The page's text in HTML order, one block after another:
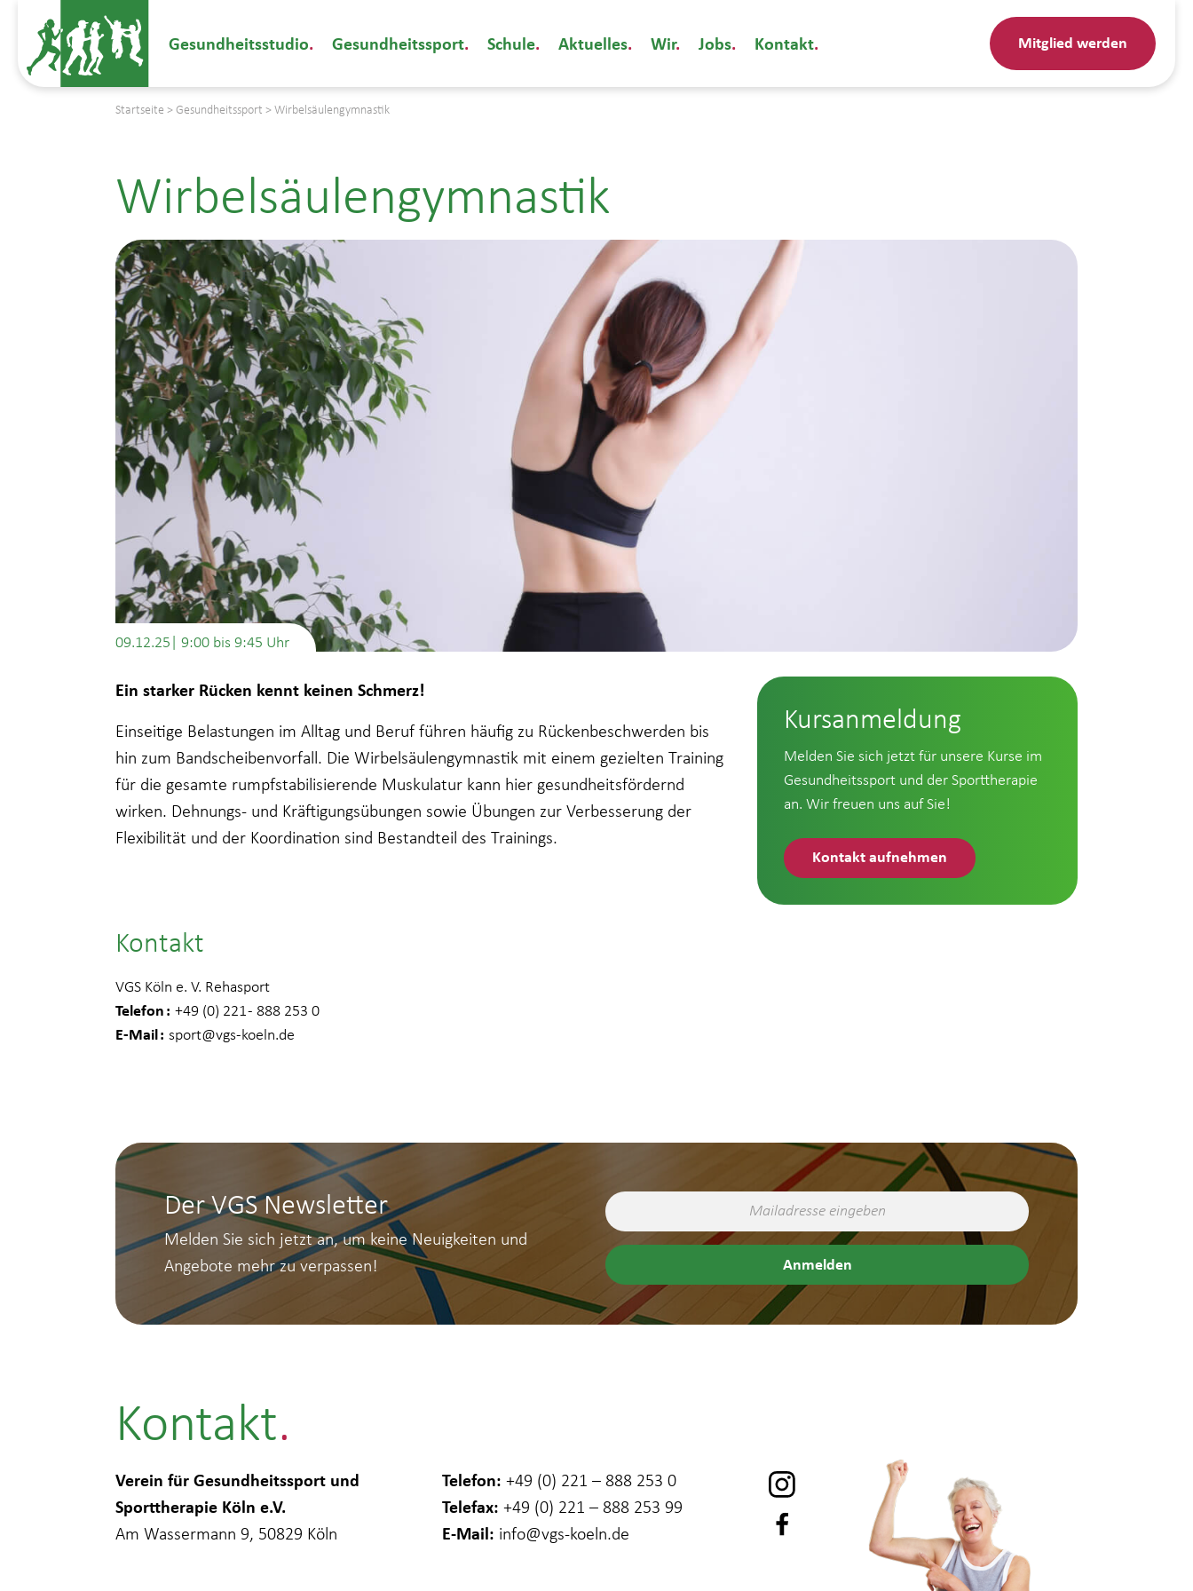
Gesundheitsstudio Gesundheitssport Schule Aktuelles Wir Jobs Kontakt Mitglied werden
Startseite > Gesundheitssport > Wirbelsäulengymnastik
Wirbelsäulengymnastik
09.12.25| 9:00 bis 9:45
Ein starker Rücken kennt keinen Schmerz!
Einseitige Belastungen im Alltag und Beruf führen häufig zu Rückenbeschwerden bis
hin zum Bandscheibenvorfall. Die Wirbelsäulengymnastik mit einem gezielten Training
für die gesamte rumpfstabilisierende Muskulatur kann hier gesundheitsfördernd
wirken. Dehnungs- und Kräftigungsübungen sowie Übungen zur Verbesserung der
Flexibilität und der Koordination sind Bestandteil des Trainings.
Kursanmeldung
Melden Sie sich jetzt für unsere Kurse im
Gesundheitssport und der Sporttherapie
an. Wir freuen uns auf Sie!
Kontakt aufnehmen
Kontakt
VGS Köln e. V. Rehasport
Telefon +49 (0) 221 - 888 253 0
E-Mail sport@vgs-koeln.de
Der VGS Newsletter
Melden Sie sich jetzt an, um keine Neuigkeiten und
Angebote mehr zu verpassen!
Kontakt
Verein für Gesundheitssport und
Sporttherapie Köln e.V.
Am Wassermann 9, 50829 Köln
Telefon: +49 (0) 221 – 888 253 0
Telefax: +49 (0) 221 – 888 253 99
E-Mail: info@vgs-koeln.de